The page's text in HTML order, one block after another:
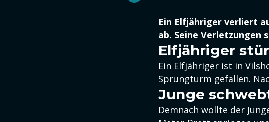
Ein Elfjähriger verliert
ab. Seine Verletzungen
Elfjähriger
Ein Elfjähriger ist in
Sprungturm gefallen.
Junge
Demnach wollte der